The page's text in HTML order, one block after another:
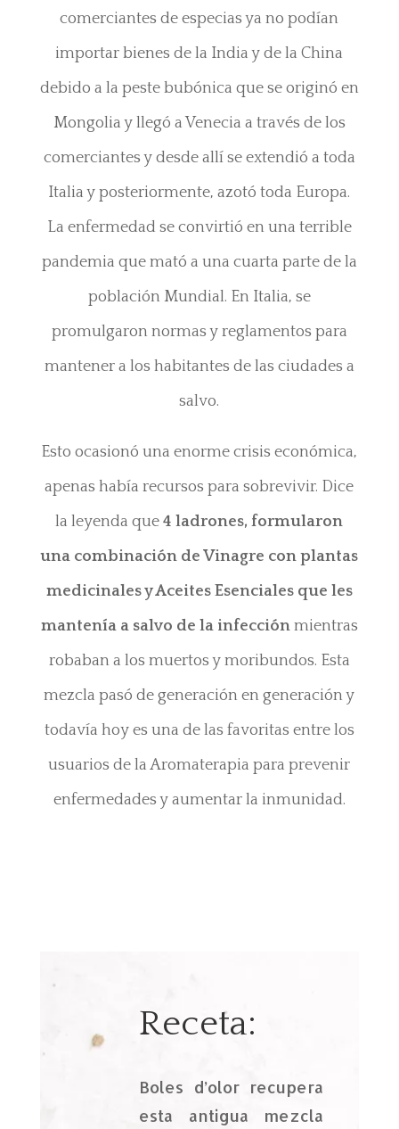
comerciantes de especias ya no podían
importar bienes de la India y de la China
debido a la peste bubónica que se originó en
Mongolia y llegó a Venecia a través de los
comerciantes y desde allí se extendió a toda
Italia y posteriormente, azotó toda Europa.
La enfermedad se convirtió en una terrible
pandemia que mató a una cuarta parte de la
población Mundial. En Italia, se
promulgaron normas y reglamentos para
mantener a los habitantes de las ciudades a
salvo.
Esto ocasionó una enorme crisis económica,
apenas había recursos para sobrevivir. Dice
la leyenda que4 ladrones, formularon
una combinación de Vinagre con plantas
medicinales y Aceites Esenciales que les
mantenía a salvo de la infecciónmientras
robaban a los muertos y moribundos. Esta
mezcla pasó de generación en generación y
todavía hoy es una de las favoritas entre los
usuarios de la Aromaterapia para prevenir
enfermedades y aumentar la inmunidad.
Receta:
Boles d’olor recupera
esta antigua mezcla